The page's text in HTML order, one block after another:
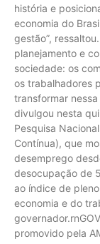
história e
economia do
gestão”,
planejamento e
sociedade: os
os trabalhadores
transformar
divulgou nesta
Pesquisa
Contínua), que
desemprego
desocupação de
ao índice de
economia e do
promovido pela